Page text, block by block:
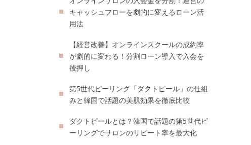
キャッシュフローを劇的に変えるローン活
用法
【経営改善】オンラインスクールの成約率
が劇的に変わる！分割ローン導入で入会を
後押し
第5世代ピーリング「ダクトピール」の仕組
みと韓国で話題の美肌効果を徹底比較
ダクトピールとは？韓国で話題の第5世代ピ
ーリングでサロンのリピート率を最大化